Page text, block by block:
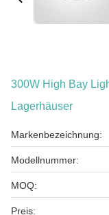
300W High Bay
Lagerhäuser
Markenbezeichnung:
Modellnummer:
MOQ:
Preis: